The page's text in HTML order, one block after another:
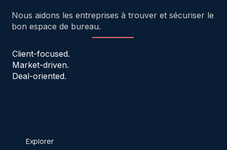
Nous aidons les entreprises à trouver et sécuriser le
bon espace de bureau.
Client-focused.
Market-driven.
Deal-oriented.
Explorer